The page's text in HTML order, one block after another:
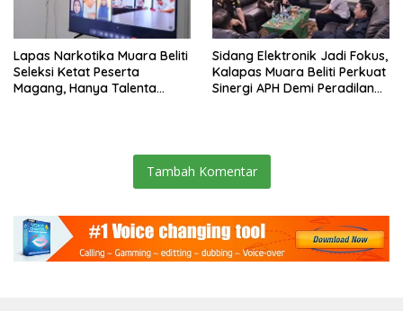
Lapas Narkotika Muara Beliti
Seleksi Ketat Peserta
Magang, Hanya Talenta
Sidang Elektronik Jadi Fokus,
Kalapas Muara Beliti Perkuat
Sinergi APH Demi Peradilan
Tambah Komentar